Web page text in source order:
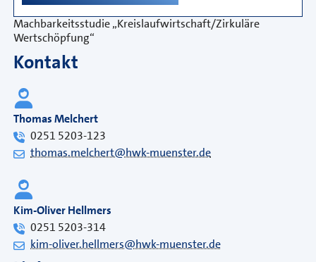
Machbarkeitsstudie „Kreislaufwirtschaft/Zirkuläre
Wertschöpfung“
Kontakt
Thomas Melchert
0251 5203-123
thomas.melchert@hwk-muenster.de
Kim-Oliver Hellmers
0251 5203-314
kim-oliver.hellmers@hwk-muenster.de